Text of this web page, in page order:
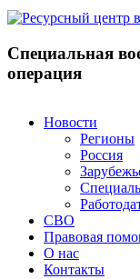
Специальная
операция
Новости
Регионы
Россия
СВО
Правовая
О нас
Контакты